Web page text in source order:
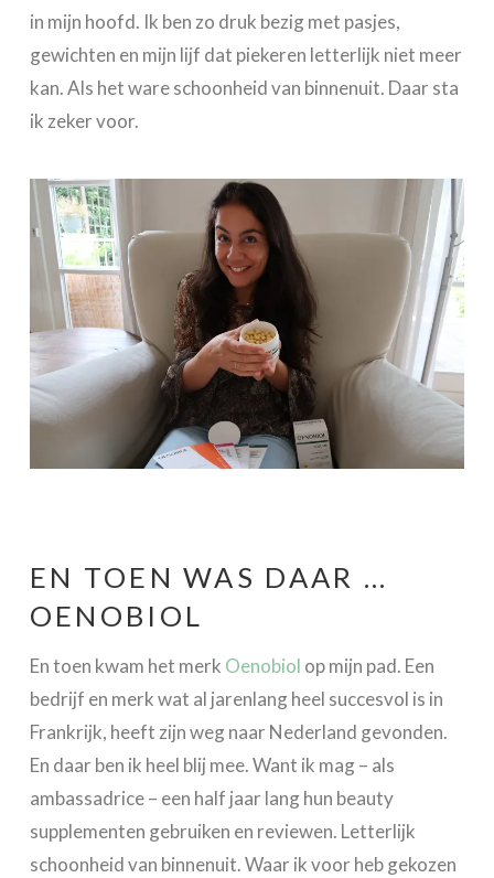
in mijn hoofd. Ik ben zo druk bezig met pasjes,
gewichten en mijn lijf dat piekeren letterlijk niet meer
kan. Als het ware schoonheid van binnenuit. Daar sta
ik zeker voor.
EN TOEN WAS DAAR …
OENOBIOL
En toen kwam het merk Oenobiol op mijn pad. Een
bedrijf en merk wat al jarenlang heel succesvol is in
Frankrijk, heeft zijn weg naar Nederland gevonden.
En daar ben ik heel blij mee. Want ik mag – als
ambassadrice – een half jaar lang hun beauty
supplementen gebruiken en reviewen. Letterlijk
schoonheid van binnenuit. Waar ik voor heb gekozen